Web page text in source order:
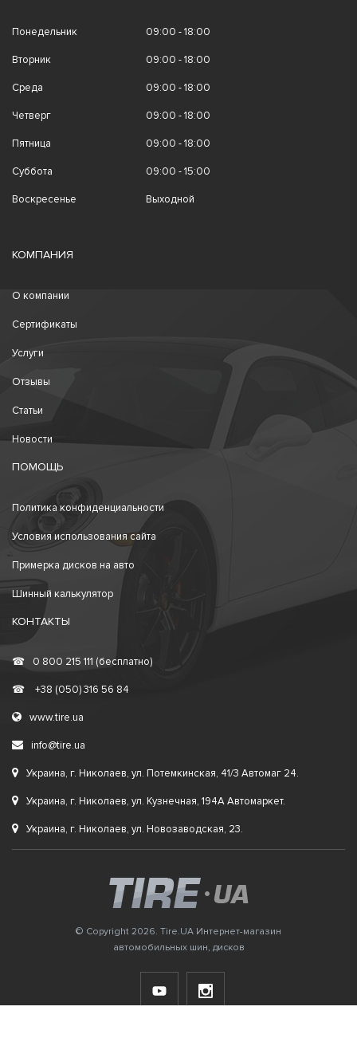
Понедельник 09:00 - 18:00
Вторник 09:00 - 18:00
Среда 09:00 - 18:00
Четверг 09:00 - 18:00
Пятница 09:00 - 18:00
Суббота 09:00 - 15:00
Воскресенье Выходной
КОМПАНИЯ
О компании
Сертификаты
Услуги
Отзывы
Статьи
Новости
ПОМОЩЬ
Политика конфиденциальности
Условия использования сайта
Примерка дисков на авто
Шинный калькулятор
КОНТАКТЫ
☎ 0 800 215 111 (бесплатно)
☎ +38 (050) 316 56 84
www.tire.ua
info@tire.ua
Украина, г. Николаев, ул. Потемкинская, 41/3 Автомаг 24.
Украина, г. Николаев, ул. Кузнечная, 194А Автомаркет.
Украина, г. Николаев, ул. Новозаводская, 23.
© Copyright 2026. Tire.UA Интернет-магазин
автомобильных шин, дисков